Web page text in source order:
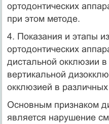
ортодонтических
при этом методе.
4. Показания и этапы
ортодонтических
дистальной окклюзии в
вертикальной
окклюзией в
Основным признаком
является нарушение